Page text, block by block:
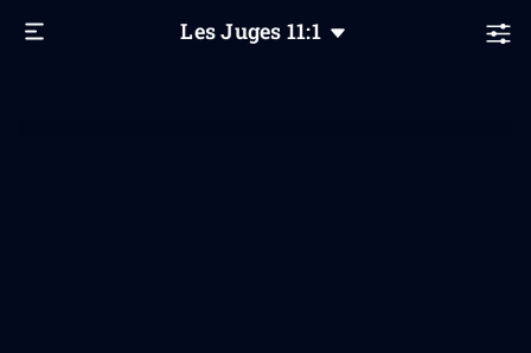
Les Juges 11:1